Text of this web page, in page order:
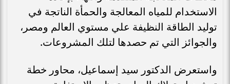
الاستخدام للمياه المعالجة والحمأة الناتجة في
توليد الطاقة النظيفة علي مستوي العالم ومصر،
والجوائز التي تم حصدها لتلك المشروعات.
واستعرض الدكتور سيد إسماعيل، محاور خطة